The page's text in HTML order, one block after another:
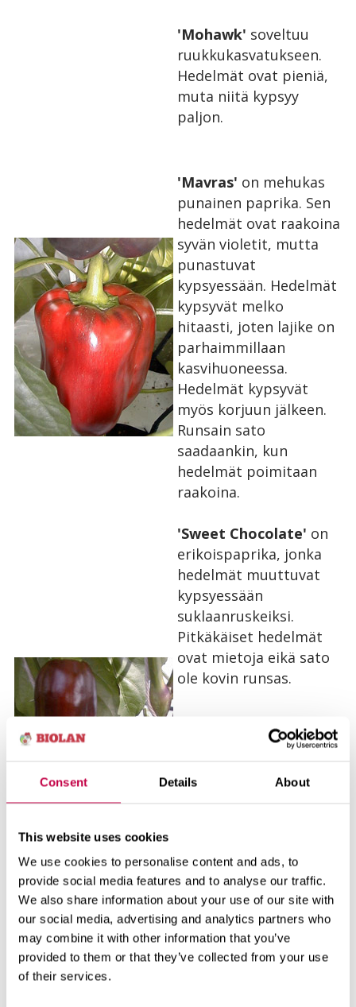
Consent Details About
This website uses cookies
We use cookies to personalise content and ads, to
provide social media features and to analyse our traffic.
We also share information about your use of our site with
our social media, advertising and analytics partners who
may combine it with other information that you’ve
provided to them or that they’ve collected from your use
of their services.
'Mohawk' soveltuu
ruukkukasvatukseen.
Hedelmät ovat pieniä,
muta niitä kypsyy
paljon.
'Mavras' on mehukas
punainen paprika. Sen
hedelmät ovat raakoina
syvän violetit, mutta
punastuvat
kypsyessään. Hedelmät
kypsyvät melko
hitaasti, joten lajike on
parhaimmillaan
kasvihuoneessa.
Hedelmät kypsyvät
myös korjuun jälkeen.
Runsain sato
saadaankin, kun
hedelmät poimitaan
raakoina.
'Sweet Chocolate' on
erikoispaprika, jonka
hedelmät muuttuvat
kypsyessään
suklaanruskeiksi.
Pitkäkäiset hedelmät
ovat mietoja eikä sato
ole kovin runsas.
erikoisenmuotoisia
'Amyka'on
kermanvärinen paprika,
jonka hedelmät ovat
pitkäkäisiä.